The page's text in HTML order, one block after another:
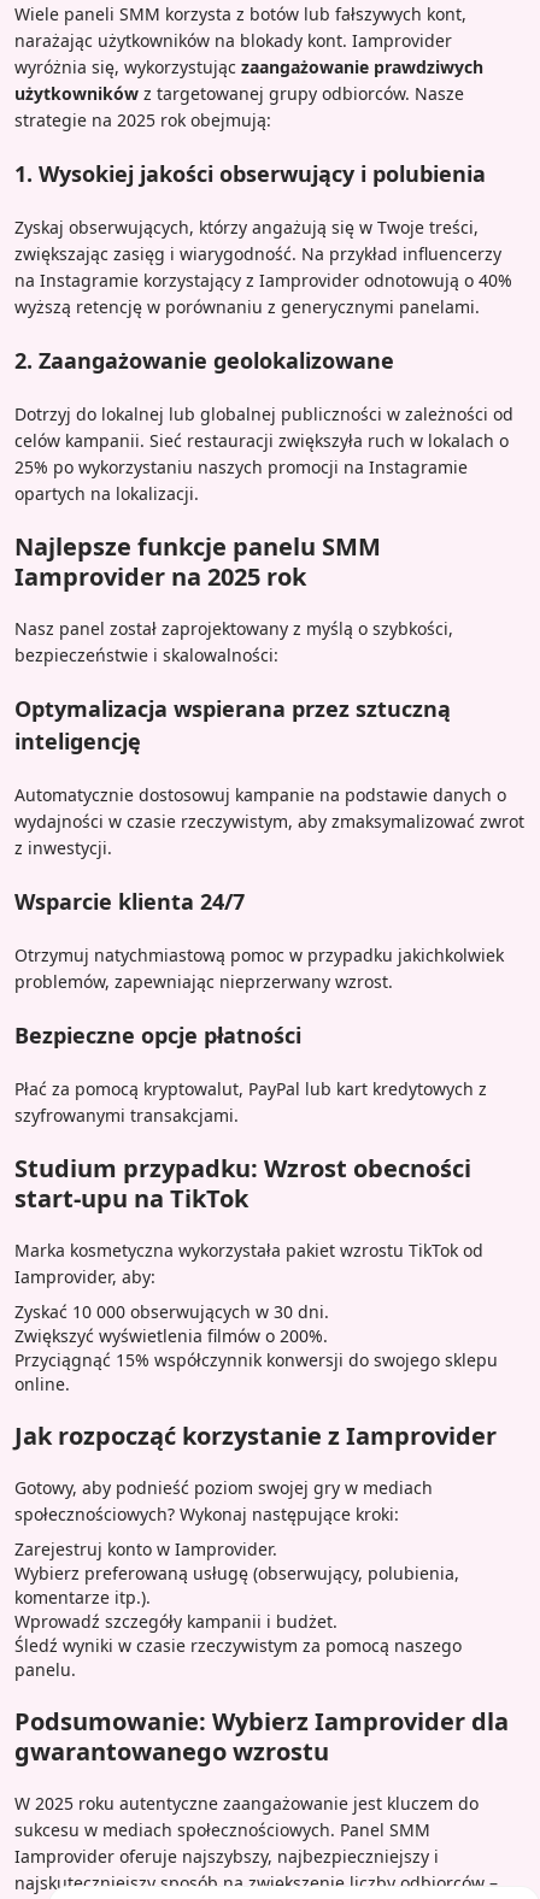
Wiele paneli SMM korzysta z botów lub fałszywych kont,
narażając użytkowników na blokady kont. Iamprovider
wyróżnia się, wykorzystując zaangażowanie prawdziwych
użytkowników z targetowanej grupy odbiorców. Nasze
strategie na 2025 rok obejmują:
1. Wysokiej jakości obserwujący i polubienia
Zyskaj obserwujących, którzy angażują się w Twoje treści,
zwiększając zasięg i wiarygodność. Na przykład influencerzy
na Instagramie korzystający z Iamprovider odnotowują o 40%
wyższą retencję w porównaniu z generycznymi panelami.
2. Zaangażowanie geolokalizowane
Dotrzyj do lokalnej lub globalnej publiczności w zależności od
celów kampanii. Sieć restauracji zwiększyła ruch w lokalach o
25% po wykorzystaniu naszych promocji na Instagramie
opartych na lokalizacji.
Najlepsze funkcje panelu SMM
Iamprovider na 2025 rok
Nasz panel został zaprojektowany z myślą o szybkości,
bezpieczeństwie i skalowalności:
Optymalizacja wspierana przez sztuczną
inteligencję
Automatycznie dostosowuj kampanie na podstawie danych o
wydajności w czasie rzeczywistym, aby zmaksymalizować zwrot
z inwestycji.
Wsparcie klienta 24/7
Otrzymuj natychmiastową pomoc w przypadku jakichkolwiek
problemów, zapewniając nieprzerwany wzrost.
Bezpieczne opcje płatności
Płać za pomocą kryptowalut, PayPal lub kart kredytowych z
szyfrowanymi transakcjami.
Studium przypadku: Wzrost obecności
start-upu na TikTok
Marka kosmetyczna wykorzystała pakiet wzrostu TikTok od
Iamprovider, aby:
Zyskać 10 000 obserwujących w 30 dni.
Zwiększyć wyświetlenia filmów o 200%.
Przyciągnąć 15% współczynnik konwersji do swojego sklepu
online.
Jak rozpocząć korzystanie z Iamprovider
Gotowy, aby podnieść poziom swojej gry w mediach
społecznościowych? Wykonaj następujące kroki:
Zarejestruj konto w Iamprovider.
Wybierz preferowaną usługę (obserwujący, polubienia,
komentarze itp.).
Wprowadź szczegóły kampanii i budżet.
Śledź wyniki w czasie rzeczywistym za pomocą naszego
panelu.
Podsumowanie: Wybierz Iamprovider dla
gwarantowanego wzrostu
W 2025 roku autentyczne zaangażowanie jest kluczem do
sukcesu w mediach społecznościowych. Panel SMM
Iamprovider oferuje najszybszy, najbezpieczniejszy i
najskuteczniejszy sposób na zwiększenie liczby odbiorców –